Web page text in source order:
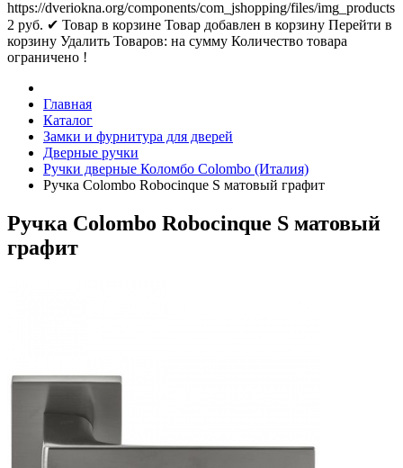
https://dveriokna.org/components/com_jshopping/files/img_products
2 руб. ✔ Товар в корзине Товар добавлен в корзину Перейти в
корзину Удалить Товаров: на сумму Количество товара
ограничено !
Главная
Каталог
Замки и фурнитура для дверей
Дверные ручки
Ручки дверные Коломбо Colombo (Италия)
Ручка Colombo Robocinque S матовый графит
Ручка Colombo Robocinque S матовый
графит